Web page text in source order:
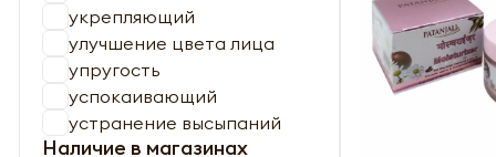
укрепляющий
улучшение цвета лица
упругость
успокаивающий
устранение высыпаний
Наличие в магазинах